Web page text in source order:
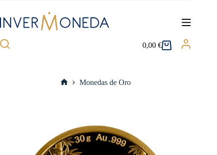
contenido
Carro
0,00€
Monedas de Oro